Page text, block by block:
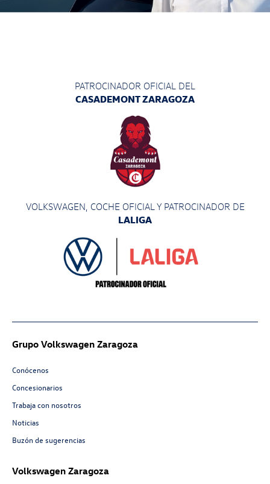
PATROCINADOR OFICIAL DEL
CASADEMONT ZARAGOZA
VOLKSWAGEN, COCHE OFICIAL Y PATROCINADOR DE
LALIGA
Grupo Volkswagen Zaragoza
Conócenos
Concesionarios
Trabaja con nosotros
Noticias
Buzón de sugerencias
Volkswagen Zaragoza